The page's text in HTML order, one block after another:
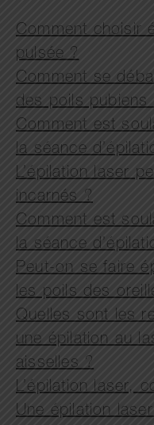
Comment choisir
pulsée ?
Comment se
des poils pubiens
Comment est
la séance
L’épilation laser
incarnés ?
Comment est
la séance
Peut-on se faire
les poils des
Quelles sont les
une épilation au
aisselles ?
L’épilation laser,
Une épilation